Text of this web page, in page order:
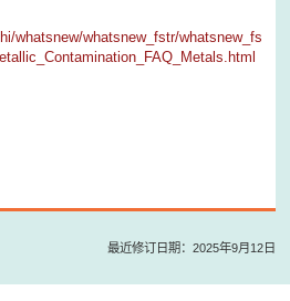
whatsnew/whatsnew_fstr/whatsnew_fs
最近修订日期：2025年9月12日